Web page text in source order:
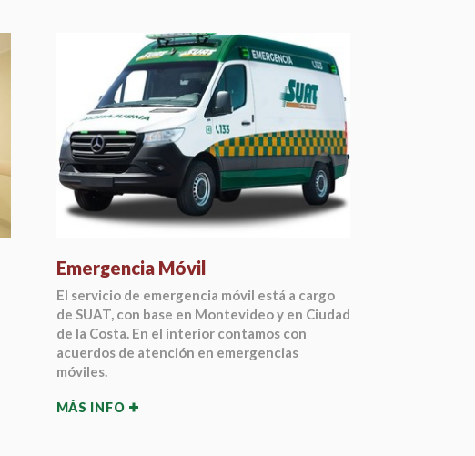
Emergencia Móvil
El servicio de emergencia móvil está a cargo
de SUAT, con base en Montevideo y en Ciudad
de la Costa. En el interior contamos con
acuerdos de atención en emergencias
móviles.
MÁS INFO